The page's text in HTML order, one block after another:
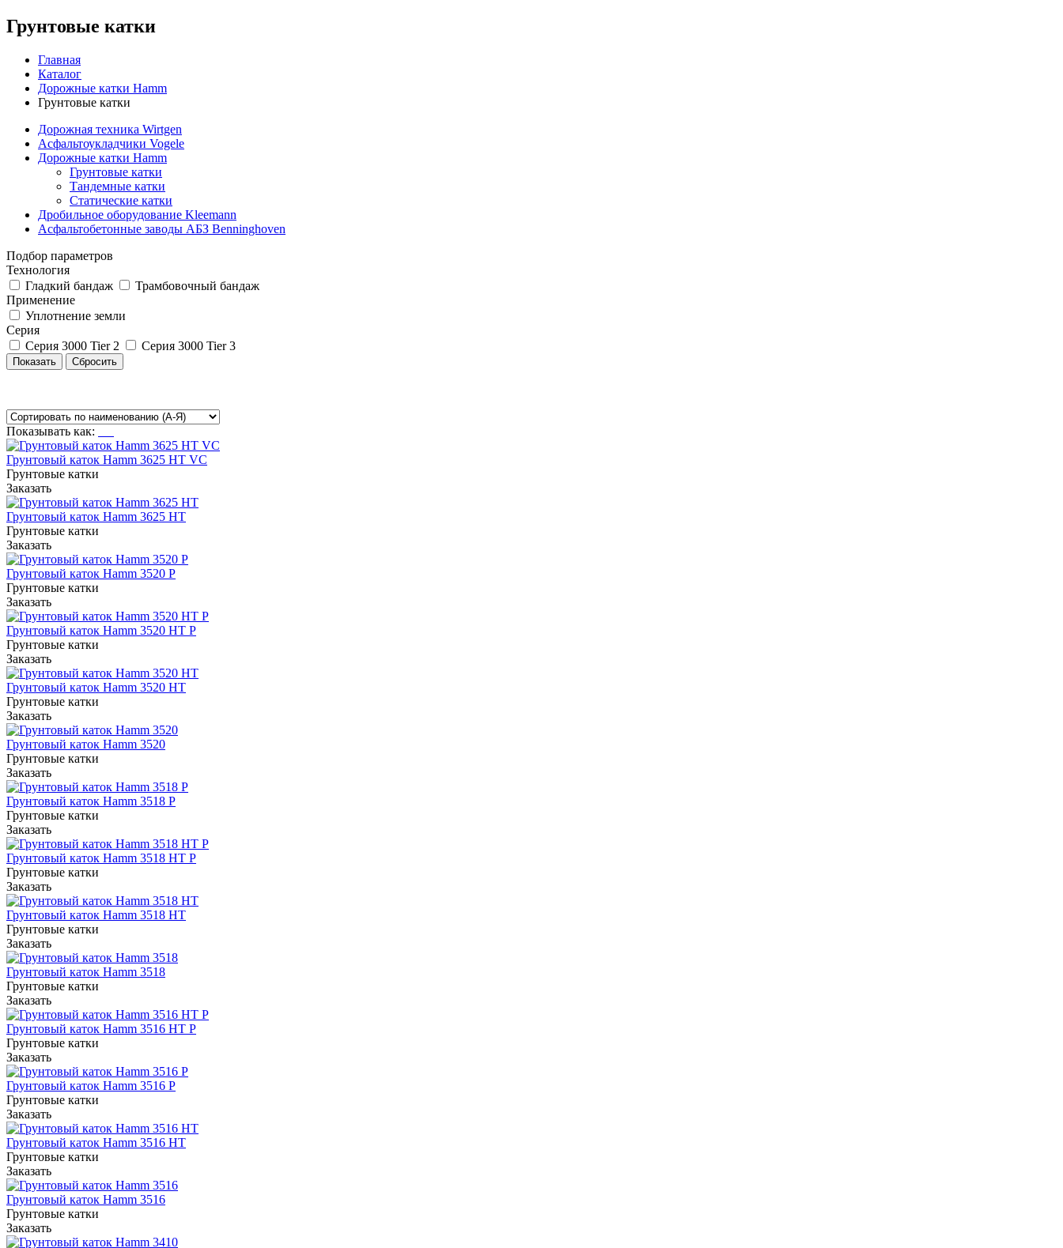
Грунтовые катки
Главная
Каталог
Дорожные катки Hamm
Грунтовые катки
Дорожная техника Wirtgen
Асфальтоукладчики Vogele
Дорожные катки Hamm
Грунтовые катки
Тандемные катки
Статические катки
Дробильное оборудование Kleemann
Асфальтобетонные заводы АБЗ Benninghoven
Подбор параметров
Технология
Гладкий бандаж
Трамбовочный бандаж
Применение
Уплотнение земли
Серия
Серия 3000 Tier 2
Серия 3000 Tier 3
Показывать как:
Грунтовый каток Hamm 3625 HT VC
Грунтовые катки
Заказать
Грунтовый каток Hamm 3625 HT
Грунтовые катки
Заказать
Грунтовый каток Hamm 3520 P
Грунтовые катки
Заказать
Грунтовый каток Hamm 3520 HT P
Грунтовые катки
Заказать
Грунтовый каток Hamm 3520 HT
Грунтовые катки
Заказать
Грунтовый каток Hamm 3520
Грунтовые катки
Заказать
Грунтовый каток Hamm 3518 P
Грунтовые катки
Заказать
Грунтовый каток Hamm 3518 HT P
Грунтовые катки
Заказать
Грунтовый каток Hamm 3518 HT
Грунтовые катки
Заказать
Грунтовый каток Hamm 3518
Грунтовые катки
Заказать
Грунтовый каток Hamm 3516 HT P
Грунтовые катки
Заказать
Грунтовый каток Hamm 3516 P
Грунтовые катки
Заказать
Грунтовый каток Hamm 3516 HT
Грунтовые катки
Заказать
Грунтовый каток Hamm 3516
Грунтовые катки
Заказать